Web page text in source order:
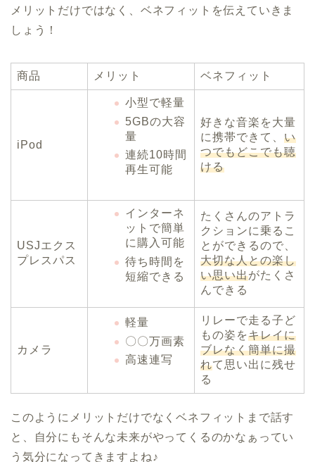
メリットだけではなく、ベネフィットを伝えていきま
しょう！
商品 メリット ベネフィット
iPod
小型で軽量
5GBの大容
量
連続10時間
再生可能
好きな音楽を大量
に携帯できて、 い
つでもどこでも聴
ける
USJエクス
プレスパス
インターネ
ットで簡単
に購入可能
待ち時間を
短縮できる
たくさんのアトラ
クションに乗るこ
とができるので、
大切な人との楽し
い思い出がたくさ
んできる
カメラ
軽量
〇〇万画素
高速連写
リレーで走る子ど
もの姿をキレイに
ブレなく簡単に撮
れて思い出に残せ
る
このようにメリットだけでなくベネフィットまで話す
と、自分にもそんな未来がやってくるのかなぁってい
う気分になってきますよね♪